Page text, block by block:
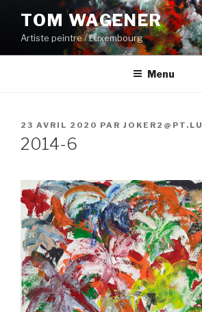
contenu
principal
TOM WAGENER
Artiste peintre / Luxembourg
Menu
PUBLIÉ
LE
23 AVRIL 2020 PAR JOKER2@PT.LU
2014-6